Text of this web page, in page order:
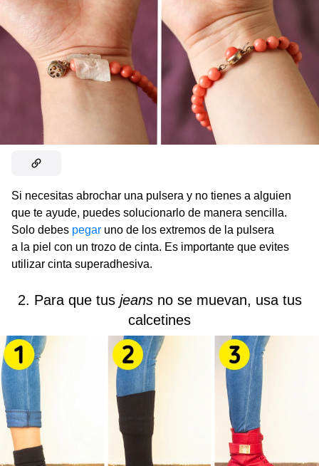
Si necesitas abrochar una pulsera y no tienes a alguien
que te ayude, puedes solucionarlo de manera sencilla.
Solo debes pegar uno de los extremos de la pulsera
a la piel con un trozo de cinta. Es importante que evites
utilizar cinta superadhesiva.
2. Para que tusjeansno se muevan, usa tus
calcetines